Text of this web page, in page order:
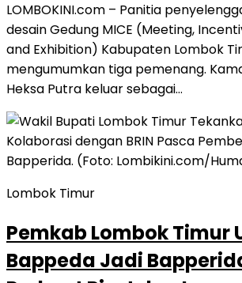
LOMBOKINI.com – Panitia
desain Gedung MICE (Meeting,
and Exhibition) Kabupaten Lombok
mengumumkan tiga pemenang.
Heksa Putra keluar sebagai…
Lombok Timur
Pemkab Lombok Timur
Bappeda Jadi